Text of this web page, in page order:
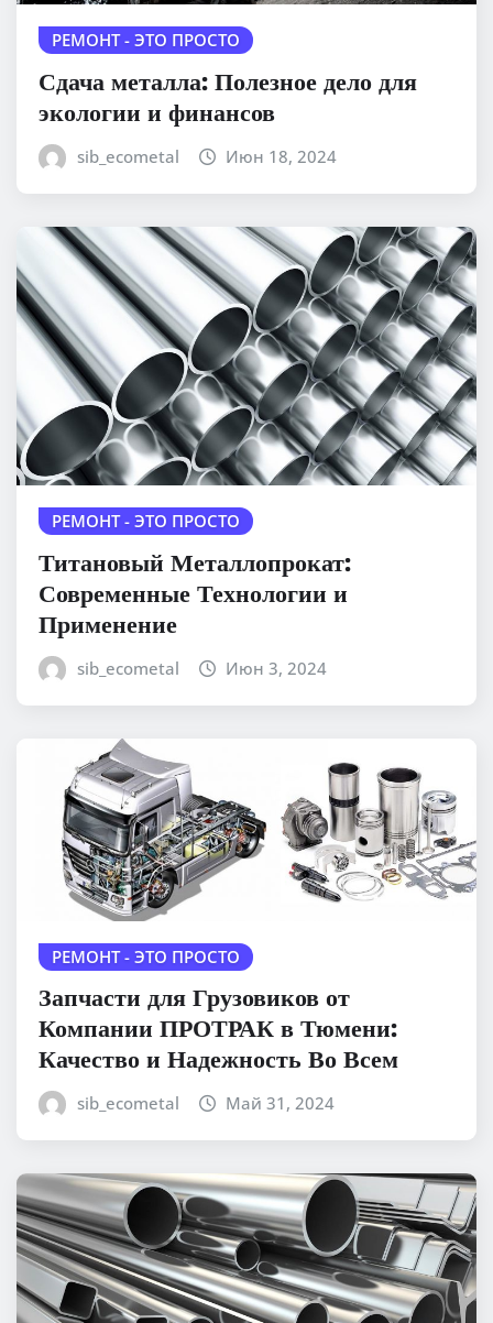
РЕМОНТ - ЭТО ПРОСТО
Сдача металла: Полезное дело для
экологии и финансов
sib_ecometal Июн 18, 2024
РЕМОНТ - ЭТО ПРОСТО
Титановый Металлопрокат:
Современные Технологии и
Применение
sib_ecometal Июн 3, 2024
РЕМОНТ - ЭТО ПРОСТО
Запчасти для Грузовиков от
Компании ПРОТРАК в Тюмени:
Качество и Надежность Во Всем
sib_ecometal Май 31, 2024